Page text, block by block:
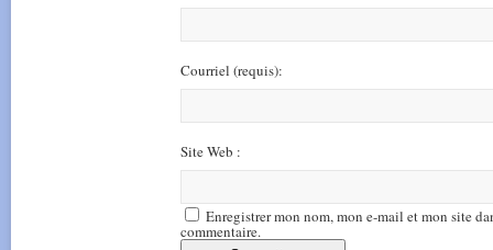
Courriel (requis):
Site Web :
Enregistrer mon nom, mon e-mail et mon site
commentaire.